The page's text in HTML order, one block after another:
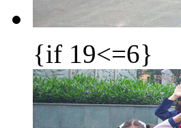
{if 19<=6}